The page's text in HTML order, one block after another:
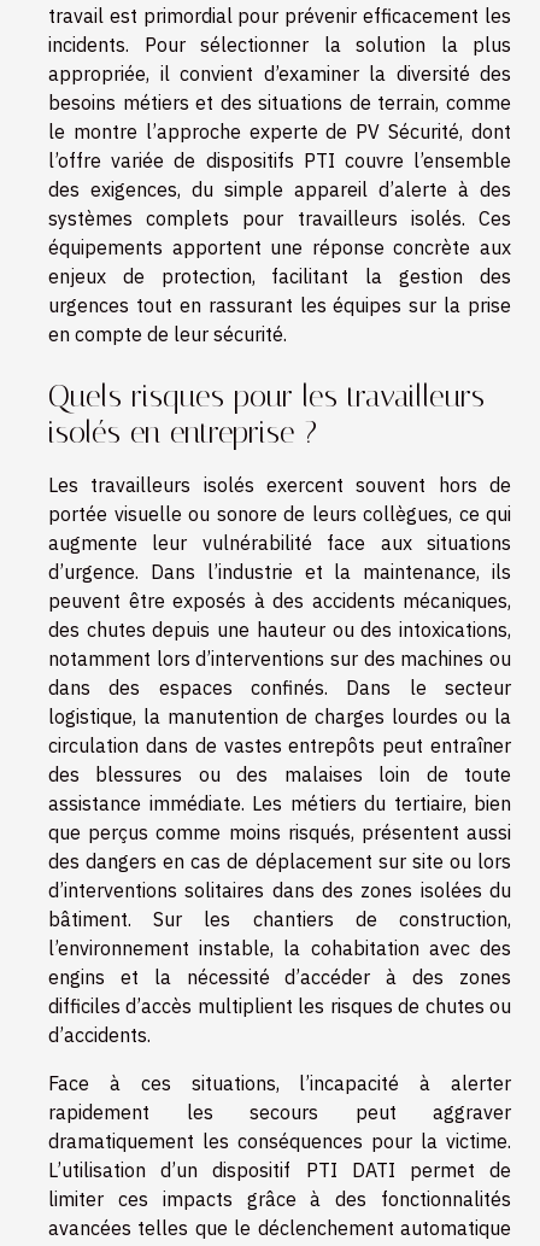
travail est primordial pour prévenir efficacement les
incidents. Pour sélectionner la solution la plus
appropriée, il convient d’examiner la diversité des
besoins métiers et des situations de terrain, comme
le montre l’approche experte de PV Sécurité, dont
l’offre variée de dispositifs PTI couvre l’ensemble
des exigences, du simple appareil d’alerte à des
systèmes complets pour travailleurs isolés. Ces
équipements apportent une réponse concrète aux
enjeux de protection, facilitant la gestion des
urgences tout en rassurant les équipes sur la prise
en compte de leur sécurité.
Quels risques pour les travailleurs
isolés en entreprise ?
Les travailleurs isolés exercent souvent hors de
portée visuelle ou sonore de leurs collègues, ce qui
augmente leur vulnérabilité face aux situations
d’urgence. Dans l’industrie et la maintenance, ils
peuvent être exposés à des accidents mécaniques,
des chutes depuis une hauteur ou des intoxications,
notamment lors d’interventions sur des machines ou
dans des espaces confinés. Dans le secteur
logistique, la manutention de charges lourdes ou la
circulation dans de vastes entrepôts peut entraîner
des blessures ou des malaises loin de toute
assistance immédiate. Les métiers du tertiaire, bien
que perçus comme moins risqués, présentent aussi
des dangers en cas de déplacement sur site ou lors
d’interventions solitaires dans des zones isolées du
bâtiment. Sur les chantiers de construction,
l’environnement instable, la cohabitation avec des
engins et la nécessité d’accéder à des zones
difficiles d’accès multiplient les risques de chutes ou
d’accidents.
Face à ces situations, l’incapacité à alerter
rapidement les secours peut aggraver
dramatiquement les conséquences pour la victime.
L’utilisation d’un dispositif PTI DATI permet de
limiter ces impacts grâce à des fonctionnalités
avancées telles que le déclenchement automatique